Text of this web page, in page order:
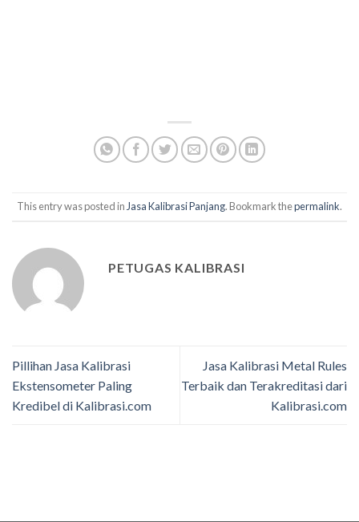
This entry was posted inJasa Kalibrasi Panjang. Bookmark thepermalink.
PETUGAS KALIBRASI
Pillihan Jasa Kalibrasi
Ekstensometer Paling
Kredibel di Kalibrasi.com
Jasa Kalibrasi Metal Rules
Terbaik dan Terakreditasi dari
Kalibrasi.com